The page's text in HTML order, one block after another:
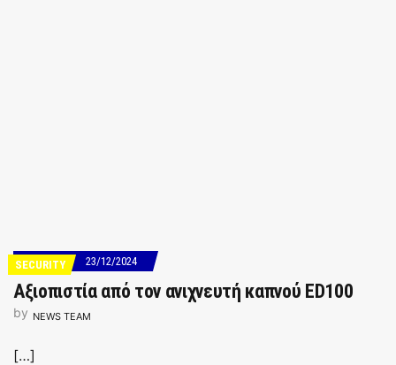
SECURITY 23/12/2024
Αξιοπιστία από τον ανιχνευτή καπνού ED100
by NEWS TEAM
[…]